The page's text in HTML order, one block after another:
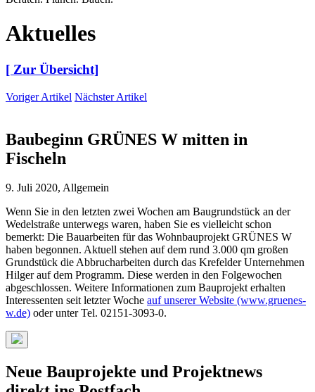
Aktuelles
[ Zur Übersicht]
Voriger Artikel Nächster Artikel
Baubeginn GRÜNES W mitten in
Fischeln
9. Juli 2020, Allgemein
Wenn Sie in den letzten zwei Wochen am Baugrundstück an der
Wedelstraße unterwegs waren, haben Sie es vielleicht schon
bemerkt: Die Bauarbeiten für das Wohnbauprojekt GRÜNES W
haben begonnen. Aktuell stehen auf dem rund 3.000 qm großen
Grundstück die Abbrucharbeiten durch das Krefelder Unternehmen
Hilger auf dem Programm. Diese werden in den Folgewochen
abgeschlossen. Weitere Informationen zum Bauprojekt erhalten
Interessenten seit letzter Woche auf unserer Website (www.gruenes-
w.de) oder unter Tel. 02151-3093-0.
Neue Bauprojekte und Projektnews